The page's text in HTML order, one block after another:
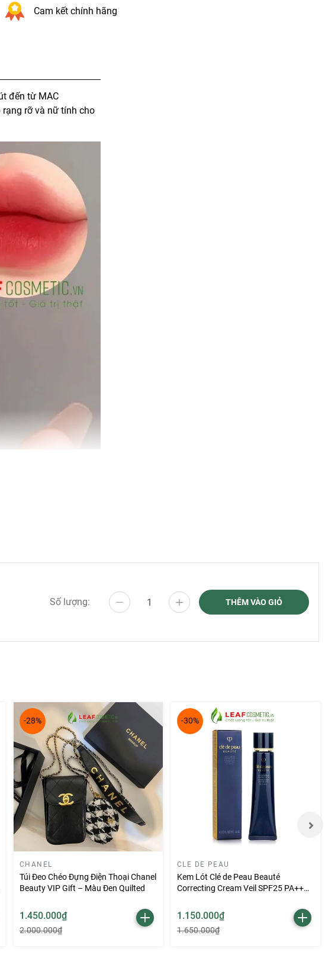
Cam kết chính hãng
đến từ MAC
rỡ và nữ tính cho
quá chói cũng không
nhàng.
thức cải tiến giúp son
Số lượng: THÊM VÀO GIỎ
-28%
CHANEL
Túi Đeo Chéo Đựng Điện Thoại Chanel
Beauty VIP Gift – Màu Đen Quilted
1.450.000₫
2.000.000₫
-30%
CLE DE PEAU
Kem Lót Clé de Peau Beauté
Correcting Cream Veil SPF25 PA++
1.150.000₫
1.650.000₫